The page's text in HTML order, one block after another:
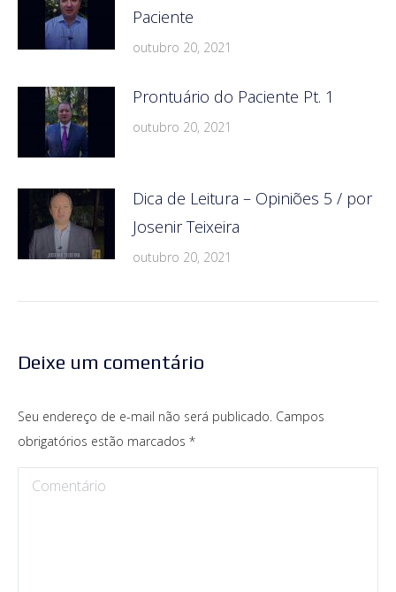
Paciente
outubro 20, 2021
Prontuário do Paciente Pt. 1
outubro 20, 2021
Dica de Leitura – Opiniões 5 / por
Josenir Teixeira
outubro 20, 2021
Deixe um comentário
Seu endereço de e-mail não será publicado. Campos
obrigatórios estão marcados *
Comentário